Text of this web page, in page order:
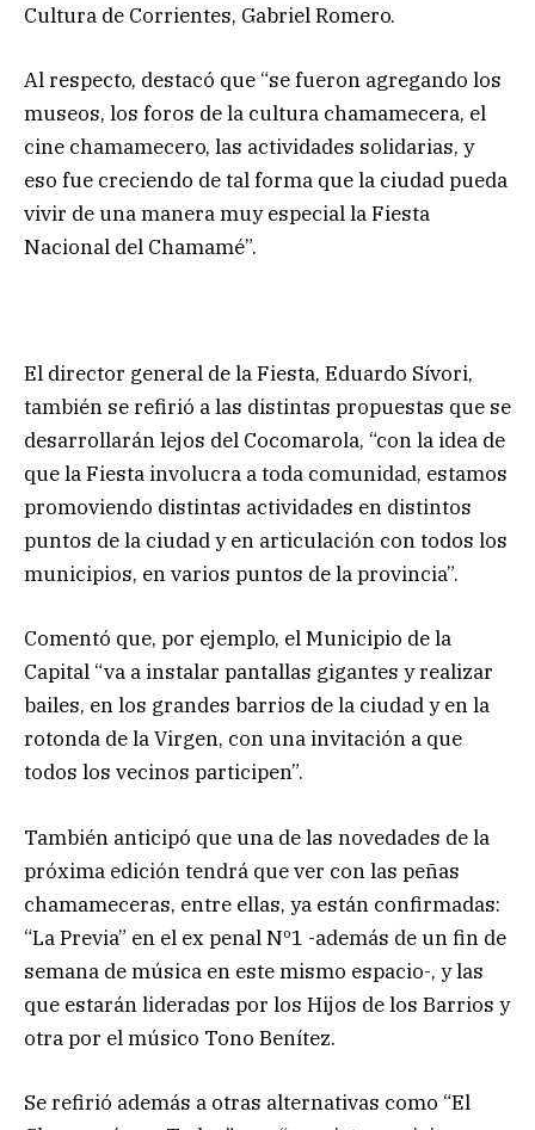
Cultura de Corrientes, Gabriel Romero.
Al respecto, destacó que “se fueron agregando los
museos, los foros de la cultura chamamecera, el
cine chamamecero, las actividades solidarias, y
eso fue creciendo de tal forma que la ciudad pueda
vivir de una manera muy especial la Fiesta
Nacional del Chamamé”.
El director general de la Fiesta, Eduardo Sívori,
también se refirió a las distintas propuestas que se
desarrollarán lejos del Cocomarola, “con la idea de
que la Fiesta involucra a toda comunidad, estamos
promoviendo distintas actividades en distintos
puntos de la ciudad y en articulación con todos los
municipios, en varios puntos de la provincia”.
Comentó que, por ejemplo, el Municipio de la
Capital “va a instalar pantallas gigantes y realizar
bailes, en los grandes barrios de la ciudad y en la
rotonda de la Virgen, con una invitación a que
todos los vecinos participen”.
También anticipó que una de las novedades de la
próxima edición tendrá que ver con las peñas
chamameceras, entre ellas, ya están confirmadas:
“La Previa” en el ex penal Nº1 -además de un fin de
semana de música en este mismo espacio-, y las
que estarán lideradas por los Hijos de los Barrios y
otra por el músico Tono Benítez.
Se refirió además a otras alternativas como “El